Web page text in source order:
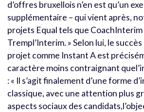
d’offres bruxellois n’en est qu’un
supplémentaire – qui vient après,
projets Equal tels que
Trempl’Interim. » Selon lui, le
projet comme Instant A est
caractère moins contraignant
: « Il s’agit finalement d’une forme
classique, avec une attention plus
aspects sociaux des